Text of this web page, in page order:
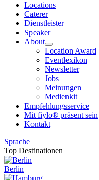
Locations
Caterer
Dienstleister
Speaker
About
Location Award
Eventlexikon
Newsletter
Jobs
Meinungen
Medienkit
Empfehlungsservice
Mit fiylo® präsent sein
Kontakt
Sprache
Top Destinationen
Berlin